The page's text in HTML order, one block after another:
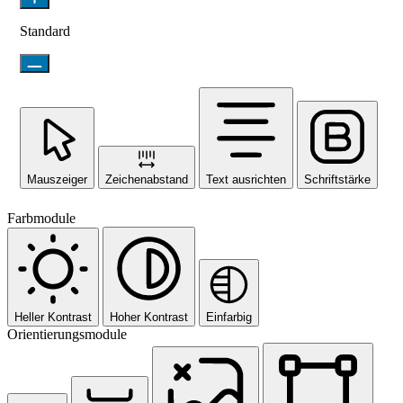
Standard
Mauszeiger Zeichenabstand Text ausrichten Schriftstärke
Farbmodule
Heller Kontrast Hoher Kontrast Einfarbig
Orientierungsmodule